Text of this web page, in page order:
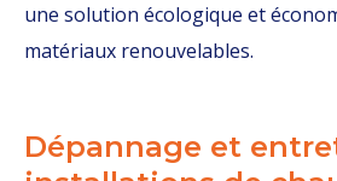
une solution écologique et
matériaux renouvelables.
Dépannage et